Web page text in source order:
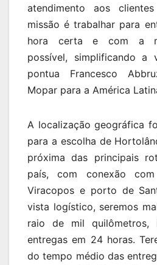
atendimento aos
missão é trabalhar para
hora certa e com a
possível, simplificando a
pontua Francesco
Mopar para a América
A localização geográfica
para a escolha de
próxima das principais
país, com conexão
Viracopos e porto de
vista logístico, seremos
raio de mil quilômetros,
entregas em 24 horas.
do tempo médio das